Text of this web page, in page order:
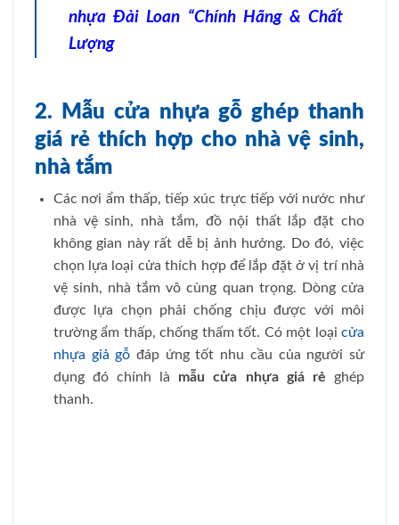
nhựa Đài Loan “Chính Hãng & Chất
Lượng
2. Mẫu cửa nhựa gỗ ghép thanh
giá rẻ thích hợp cho nhà vệ sinh,
nhà tắm
Các nơi ẩm thấp, tiếp xúc trực tiếp với nước như
nhà vệ sinh, nhà tắm, đồ nội thất lắp đặt cho
không gian này rất dễ bị ảnh hưởng. Do đó, việc
chọn lựa loại cửa thích hợp để lắp đặt ở vị trí nhà
vệ sinh, nhà tắm vô cùng quan trọng. Dòng cửa
được lựa chọn phải chống chịu được với môi
trường ẩm thấp, chống thấm tốt. Có một loại cửa
nhựa giả gỗ đáp ứng tốt nhu cầu của người sử
dụng đó chính là mẫu cửa nhựa giá rẻ ghép
thanh.